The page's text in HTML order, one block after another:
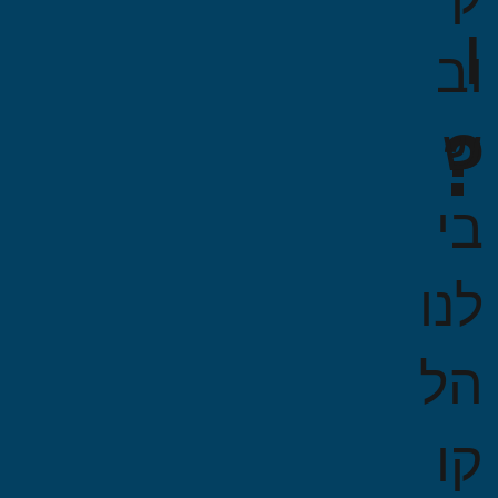
ו
?
וב
ש
בי
לנו
הל
קו